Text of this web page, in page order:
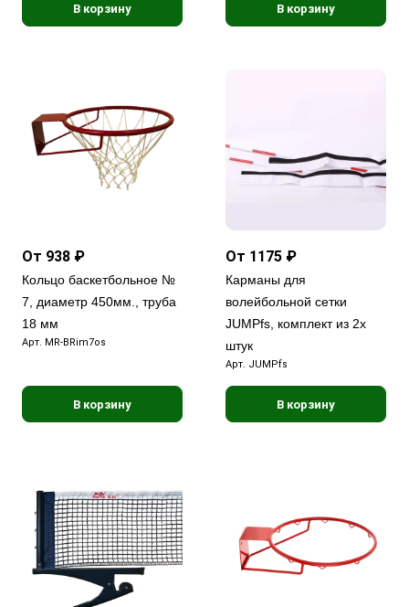
В корзину В корзину
От 938 ₽
Кольцо баскетбольное №
7, диаметр 450мм., труба
18 мм
Арт. MR-BRim7os
В корзину
От 1175 ₽
Карманы для
волейбольной сетки
JUMPfs, комплект из 2х
штук
Арт. JUMPfs
В корзину